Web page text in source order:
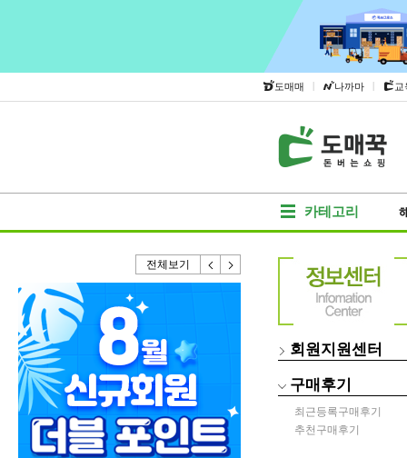
도매매 | 나까마 | 교
카테고리
전체보기
회원지원센터
구매후기
최근등록구매후기
추천구매후기